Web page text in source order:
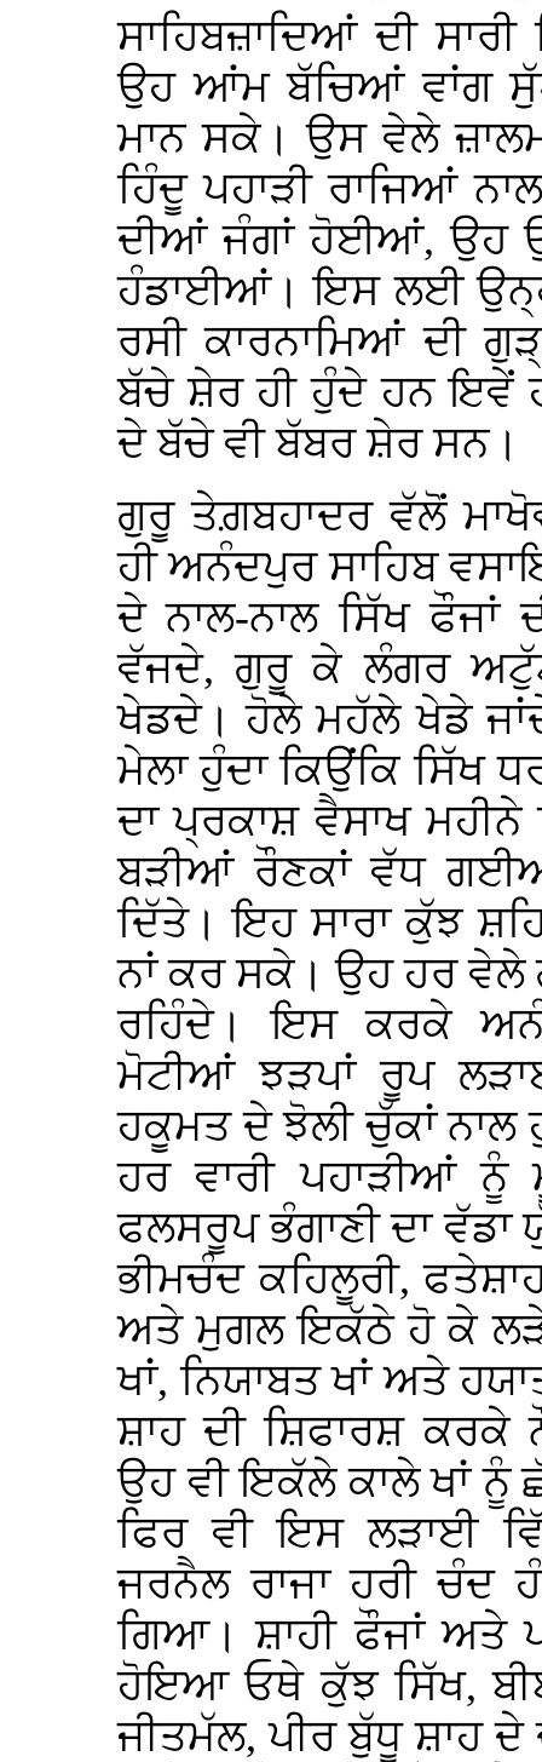
ਸਾਹਿਬਜ਼ਾਦਿਆਂ ਦੀ
ਉਹ ਆਂਮ ਬੱਚਿਆਂ ਵਾਂਗ
ਮਾਨ ਸਕੇ। ਉਸ ਵੇਲੇ
ਹਿੰਦੂ ਪਹਾੜੀ ਰਾਜਿਆਂ
ਦੀਆਂ ਜੰਗਾਂ ਹੋਈਆਂ, ਉਹ
ਹੰਡਾਈਆਂ। ਇਸ ਲਈ
ਰਸੀ ਕਾਰਨਾਮਿਆਂ ਦੀ
ਬੱਚੇ ਸ਼ੇਰ ਹੀ ਹੁੰਦੇ ਹਨ ਇਵੇਂ
ਦੇ ਬੱਚੇ ਵੀ ਬੱਬਰ ਸ਼ੇਰ ਸਨ।
ਗੁਰੂ ਤੇਗ਼ਬਹਾਦਰ ਵੱਲੋਂ
ਹੀ ਅਨੰਦਪੁਰ ਸਾਹਿਬ
ਦੇ ਨਾਲ-ਨਾਲ ਸਿੱਖ ਫੌਜਾਂ
ਵੱਜਦੇ, ਗੁਰੂ ਕੇ ਲੰਗਰ
ਖੇਡਦੇ। ਹੋਲੇ ਮਹੱਲੇ ਖੇਡੇ
ਮੇਲਾ ਹੁੰਦਾ ਕਿਉਂਕਿ ਸਿੱਖ
ਦਾ ਪ੍ਰਕਾਸ਼ ਵੈਸਾਖ
ਬੜੀਆਂ ਰੌਣਕਾਂ ਵੱਧ
ਦਿੱਤੇ। ਇਹ ਸਾਰਾ ਕੁੱਝ
ਨਾਂ ਕਰ ਸਕੇ। ਉਹ ਹਰ ਵੇਲੇ
ਰਹਿੰਦੇ। ਇਸ ਕਰਕੇ
ਮੋਟੀਆਂ ਝੜਪਾਂ ਰੂਪ
ਹਕੂਮਤ ਦੇ ਝੋਲੀ ਚੁੱਕਾਂ ਨਾਲ
ਹਰ ਵਾਰੀ ਪਹਾੜੀਆਂ ਨੂੰ
ਫਲਸਰੂਪ ਭੰਗਾਣੀ ਦਾ
ਭੀਮਚੰਦ ਕਹਿਲੂਰੀ,
ਅਤੇ ਮੁਗਲ ਇਕੱਠੇ ਹੋ ਕੇ ਲੜੇ
ਖਾਂ, ਨਿਯਾਬਤ ਖਾਂ ਅਤੇ
ਸ਼ਾਹ ਦੀ ਸ਼ਿਫਾਰਸ਼
ਉਹ ਵੀ ਇਕੱਲੇ ਕਾਲੇ ਖਾਂ ਨੂੰ
ਫਿਰ ਵੀ ਇਸ ਲੜਾਈ
ਜਰਨੈਲ ਰਾਜਾ ਹਰੀ ਚੰਦ
ਗਿਆ। ਸ਼ਾਹੀ ਫੌਜਾਂ ਅਤੇ
ਹੋਇਆ ਓਥੇ ਕੁੱਝ ਸਿੱਖ,
ਜੀਤਮੱਲ, ਪੀਰ ਬੁੱਧੂ ਸ਼ਾਹ